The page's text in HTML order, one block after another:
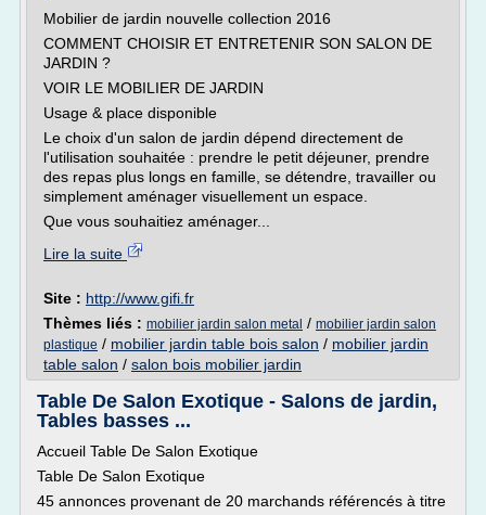
Mobilier de jardin nouvelle collection 2016
COMMENT CHOISIR ET ENTRETENIR SON SALON DE
JARDIN ?
VOIR LE MOBILIER DE JARDIN
Usage & place disponible
Le choix d'un salon de jardin dépend directement de
l'utilisation souhaitée : prendre le petit déjeuner, prendre
des repas plus longs en famille, se détendre, travailler ou
simplement aménager visuellement un espace.
Que vous souhaitiez aménager...
Lire la suite
Site : http://www.gifi.fr
Thèmes liés : mobilier jardin salon metal / mobilier jardin salon
plastique / mobilier jardin table bois salon / mobilier jardin
table salon / salon bois mobilier jardin
Table De Salon Exotique - Salons de jardin,
Tables basses ...
Accueil Table De Salon Exotique
Table De Salon Exotique
45 annonces provenant de 20 marchands référencés à titre